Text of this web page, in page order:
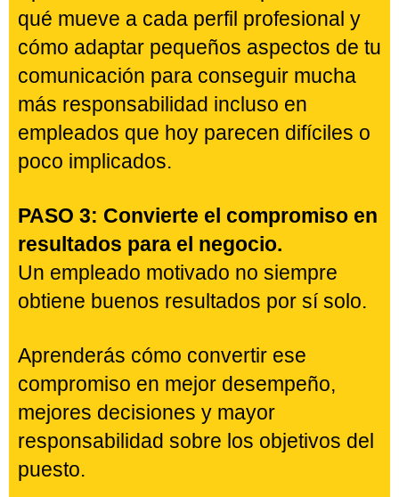
compromiso incluso en los perfiles
más difíciles.
No todas las personas responden
igual.
Por eso utilizar el mismo estilo de
comunicación con todos suele generar
Aprenderás a identificar rápidamente
qué mueve a cada perfil profesional y
cómo adaptar pequeños aspectos de tu
más responsabilidad incluso en
empleados que hoy parecen difíciles o
poco implicados.
PASO 3: Convierte el compromiso en